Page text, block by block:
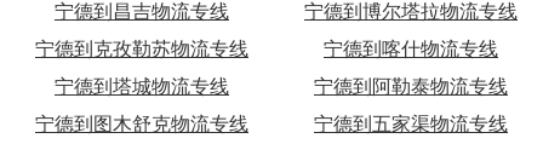
宁德到昌吉物流专线
宁德到博尔塔拉物流专线
宁德到克孜勒苏物流专线
宁德到喀什物流专线
宁德到塔城物流专线
宁德到阿勒泰物流专线
宁德到图木舒克物流专线
宁德到五家渠物流专线